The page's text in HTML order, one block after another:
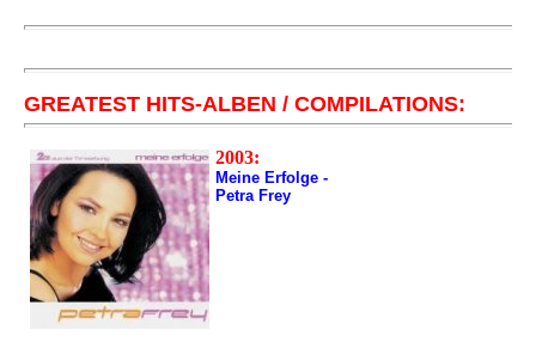
GREATEST HITS-ALBEN / COMPILATIONS:
2003:
Meine Erfolge -
Petra Frey